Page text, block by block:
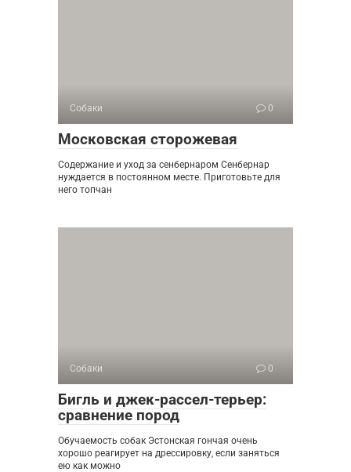
Собаки 0
Московская сторожевая
Содержание и уход за сенбернаром Сенбернар
нуждается в постоянном месте. Приготовьте для
него топчан
Собаки 0
Бигль и джек-рассел-терьер:
сравнение пород
Обучаемость собак Эстонская гончая очень
хорошо реагирует на дрессировку, если заняться
ею как можно